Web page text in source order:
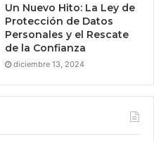
Un Nuevo Hito: La Ley de
Protección de Datos
Personales y el Rescate
de la Confianza
diciembre 13, 2024